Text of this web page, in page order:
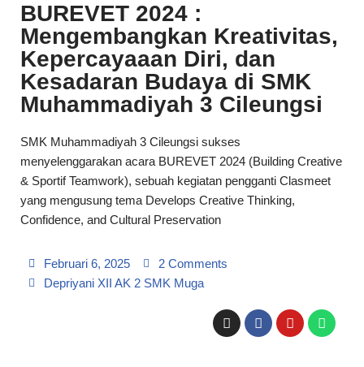
BUREVET 2024 :
Mengembangkan Kreativitas,
Kepercayaaan Diri, dan
Kesadaran Budaya di SMK
Muhammadiyah 3 Cileungsi
SMK Muhammadiyah 3 Cileungsi sukses
menyelenggarakan acara BUREVET 2024 (Building Creative
& Sportif Teamwork), sebuah kegiatan pengganti Clasmeet
yang mengusung tema Develops Creative Thinking,
Confidence, and Cultural Preservation
Februari 6, 2025
2 Comments
Depriyani XII AK 2 SMK Muga